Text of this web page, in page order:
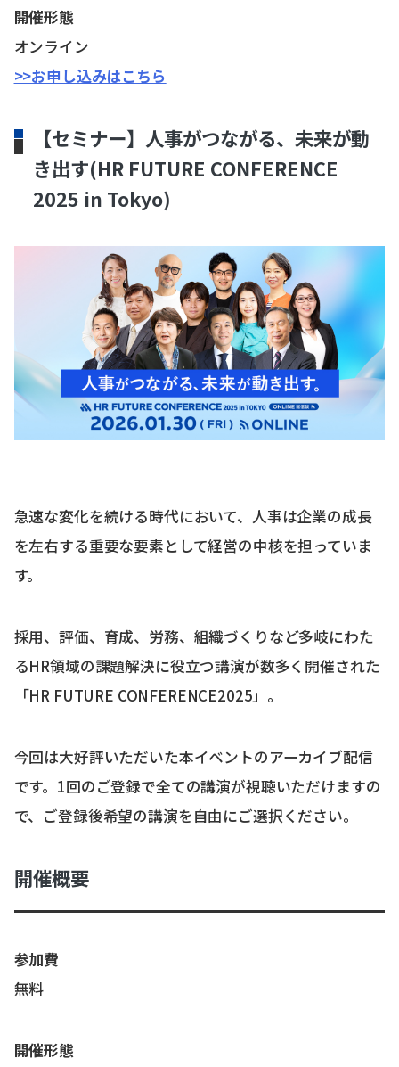
開催形態
オンライン
>>お申し込みはこちら
【セミナー】人事がつながる、未来が動
き出す(HR FUTURE CONFERENCE
2025 in Tokyo)
急速な変化を続ける時代において、人事は企業の成長
を左右する重要な要素として経営の中核を担っていま
す。
採用、評価、育成、労務、組織づくりなど多岐にわた
るHR領域の課題解決に役立つ講演が数多く開催された
「HR FUTURE CONFERENCE2025」。
今回は大好評いただいた本イベントのアーカイブ配信
です。1回のご登録で全ての講演が視聴いただけますの
で、ご登録後希望の講演を自由にご選択ください。
開催概要
参加費
無料
開催形態